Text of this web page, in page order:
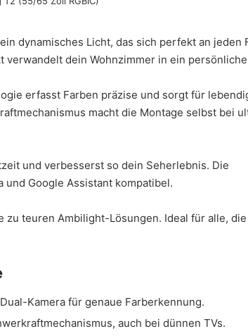
dynamisches Licht, das sich perfekt an jeden
verwandelt dein Wohnzimmer in ein
erfasst Farben präzise und sorgt für
macht die Montage selbst bei
und verbesserst so dein Seherlebnis. Die
Google Assistant kompatibel.
teuren Ambilight-Lösungen. Ideal für alle,
Kamera für genaue Farberkennung.
auch bei dünnen TVs.